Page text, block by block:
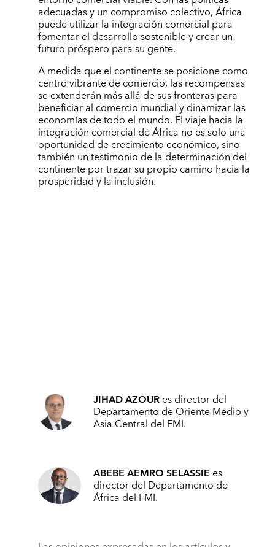
adecuadas y un compromiso colectivo, África
puede utilizar la integración comercial para
fomentar el desarrollo sostenible y crear un
futuro próspero para su gente.
A medida que el continente se posicione como
centro vibrante de comercio, las recompensas
se extenderán más allá de sus fronteras para
beneficiar al comercio mundial y dinamizar las
economías de todo el mundo. El viaje hacia la
integración comercial de África no es solo una
oportunidad de crecimiento económico, sino
también un testimonio de la determinación del
continente por trazar su propio camino hacia la
prosperidad y la inclusión.
JIHAD AZOURes director del
Departamento de Oriente Medio y
Asia Central del FMI.
ABEBE AEMRO SELASSIE es
director del Departamento de
África del FMI.